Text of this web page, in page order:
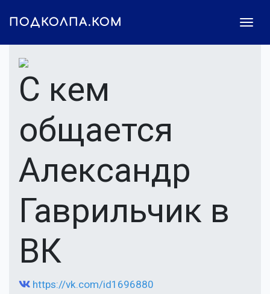
ПОДКОЛПА.КОМ
С кем
общается
Александр
Гаврильчик в
ВК
https://vk.com/id1696880